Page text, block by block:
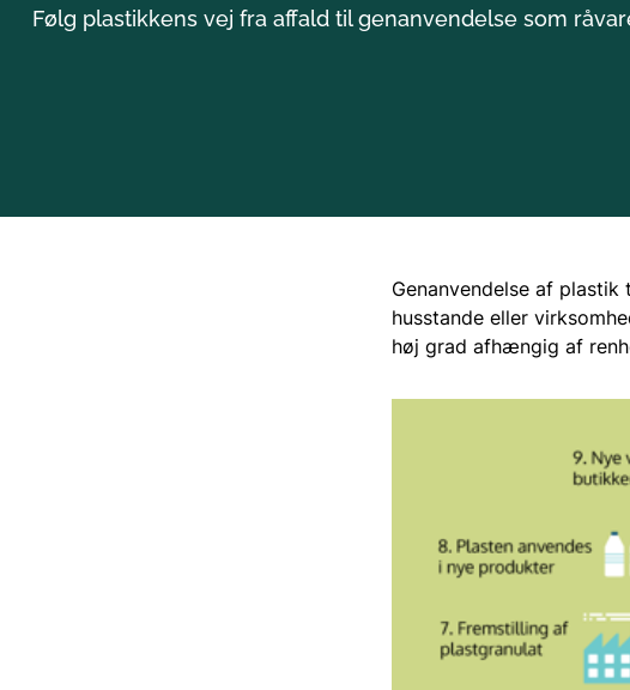
Følg plastikkens vej fra affald til genanvendelse som
Genanvendelse af
husstande eller
høj grad afhængig af